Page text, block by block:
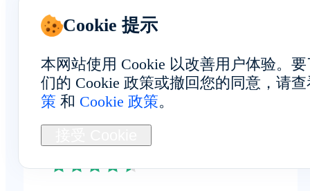
数据工程师
整体体验
Cookie 提示
本网站使用 Cookie 以改善用户体验。
们的 Cookie 政策或撤回您的同意，请
策 和 Cookie 政策。